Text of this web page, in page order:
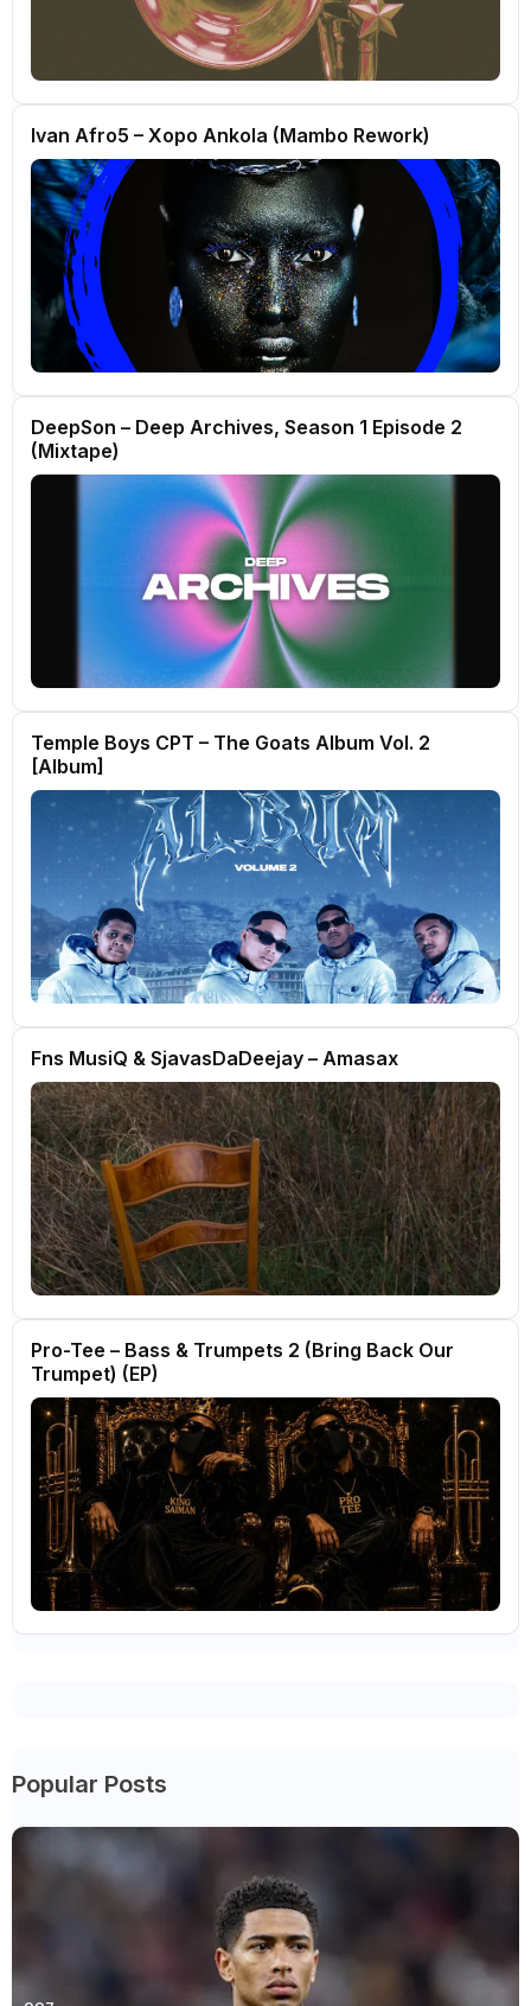
Ivan Afro5 – Xopo Ankola (Mambo Rework)
DeepSon – Deep Archives, Season 1 Episode 2
(Mixtape)
Temple Boys CPT – The Goats Album Vol. 2
[Album]
Fns MusiQ & SjavasDaDeejay – Amasax
Pro-Tee – Bass & Trumpets 2 (Bring Back Our
Trumpet) (EP)
Popular Posts